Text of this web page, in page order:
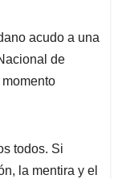
acudo a una
de
todos. Si
la mentira y el